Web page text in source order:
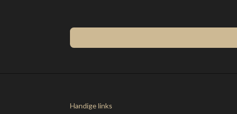
Handige links